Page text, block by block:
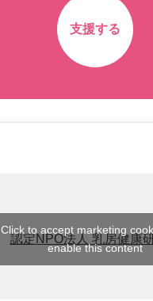
支援する
認定NPO法人 乳房健康
Click to accept marketing
enable this content